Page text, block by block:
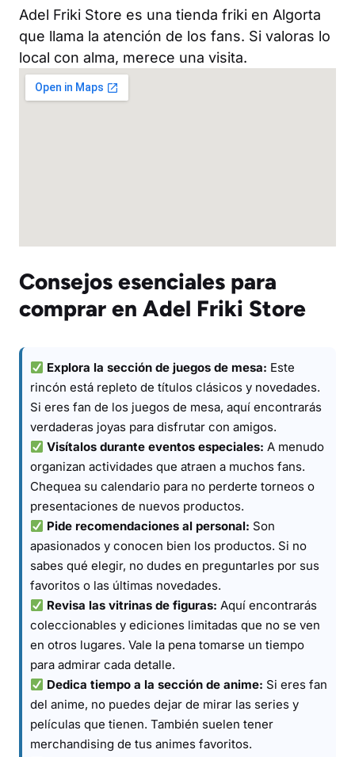
Adel Friki Store es una tienda friki en Algorta
que llama la atención de los fans. Si valoras lo
local con alma, merece una visita.
Consejos esenciales para
comprar en Adel Friki Store
Explora la sección de juegos de mesa: Este
rincón está repleto de títulos clásicos y novedades.
Si eres fan de los juegos de mesa, aquí encontrarás
verdaderas joyas para disfrutar con amigos.
Visítalos durante eventos especiales: A menudo
organizan actividades que atraen a muchos fans.
Chequea su calendario para no perderte torneos o
presentaciones de nuevos productos.
Pide recomendaciones al personal: Son
apasionados y conocen bien los productos. Si no
sabes qué elegir, no dudes en preguntarles por sus
favoritos o las últimas novedades.
Revisa las vitrinas de figuras: Aquí encontrarás
coleccionables y ediciones limitadas que no se ven
en otros lugares. Vale la pena tomarse un tiempo
para admirar cada detalle.
Dedica tiempo a la sección de anime: Si eres fan
del anime, no puedes dejar de mirar las series y
películas que tienen. También suelen tener
merchandising de tus animes favoritos.